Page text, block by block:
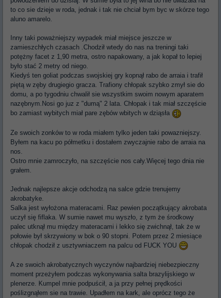
to co sie dzieje w roda, jednak i tak nie chciał bym byc w skórze tego
aluno amarelo.
Inny taki poważniejszy wypadek miał miejsce jeszcze w
zamieszchłych czasach .Chodził wtedy do nas na treningi taki
potężny facet z 1,90 metra, ostro napakowany, a jak kopał to lepiej
było stać 2 metry od niego.
Kiedyś ten goliat podczas swojskiej gry kopnął rabo de arraia i trafił
piętą w zęby drugiegio gracza. Trafiony chłopak szybko zmył sie do
domu, a po tygodniu chwalił sie wszystkim swoim nowym aparatem
nazębnym.Nosi go juz z "dumą" 2 lata. Chłopak i tak miał szczęście
bo zamiast wybitych miał pare zębów wbitych w dziąsła
Ze swoich zonków to w roda miałem tylko jeden taki powazniejszy.
Byłem na kacu po półmetku i dostałem zwyczajnie rabo de arraia na
nos.
Ostro mnie zamroczyło, na szczęście nos cały.Więcej tego dnia nie
grałem.
Jednak najlepsze akcje odchodzą na salce gdzie trenujemy
akrobatyke.
Salka jest wyłożona materacami. Raz pewien początkujący akrobata
uczył się fiflaka. W sumie nawet mu wyszło, z tym że środkowy
palec utknął mu między materacami i lekko się zwichnął, tak że w
połowie był skrzywiony w bok o 90 stopni. Potem przez 2 miesiące
chłopak chodził z usztywniaczem na palcu od FUCK YOU
A ze swoich akrobatycznych wyczynów najbardziej niebezpieczny
moment przeżyłem podczas wykonywania salta brazylijskiego w
plenerze. Kumpel mnie podpuścił, a ja przy pełnej prędkości
poślizgnąłem sie na trawie. Upadłem na kark, ale oprócz tego że